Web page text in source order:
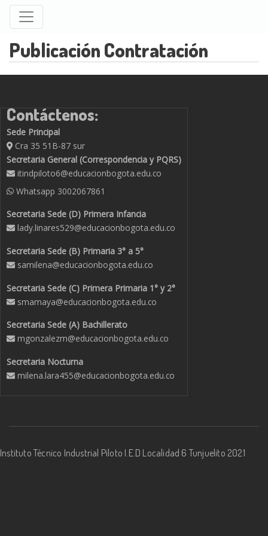
principal
Publicación Contratación
Contáctenos:
Sede Principal
Cra 35 51B-87 sur
Secretaria General (Correspondencia y PQRS)
itindpiloto6@educacionbogota.edu.co
Whatsapp 3002067861
Secretaria Sede (D) Primera Infancia
lady.linares529@educacionbogota.edu.co
Secretaria Sede (B) Primaria 3° a 5°
samilena@educacionbogota.edu.co
Secretaria Sede (C) Primera Primaria 1° y 2°
smamaya@educacionbogota.edu.co
Secretaria Sede (A) Bachillerato
mgonzalezm@educacionbogota.edu.co
Secretaria Nocturna
milena.lara455@educacionbogota.edu.co
Instituto Técnico Industrial Piloto I.E.D Localidad 6 Tunjuelito 2021